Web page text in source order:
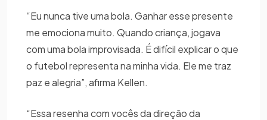
“Eu nunca tive uma bola. Ganhar esse presente
me emociona muito. Quando criança, jogava
com uma bola improvisada. É difícil explicar o que
o futebol representa na minha vida. Ele me traz
paz e alegria”, afirma Kellen.
“Essa resenha com vocês da direção da